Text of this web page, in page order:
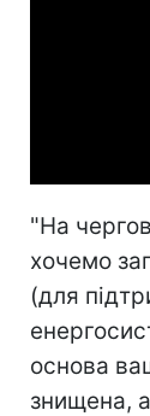
"На
хочемо
(для
основа
знищена,